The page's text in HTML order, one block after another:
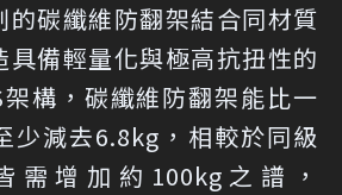
的碳纖維防翻架結合同材質
具備輕量化與極高抗扭性的
構，碳纖維防翻架能比一
少減去6.8kg，相較於同級
需增加約100kg之譜，